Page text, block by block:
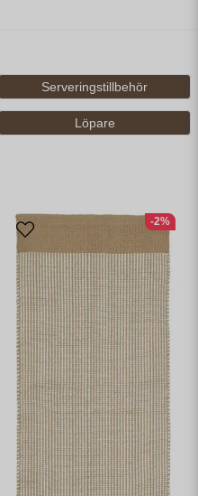
Serveringstillbehör
Löpare
-2%